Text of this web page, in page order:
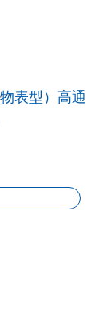
表型）高通